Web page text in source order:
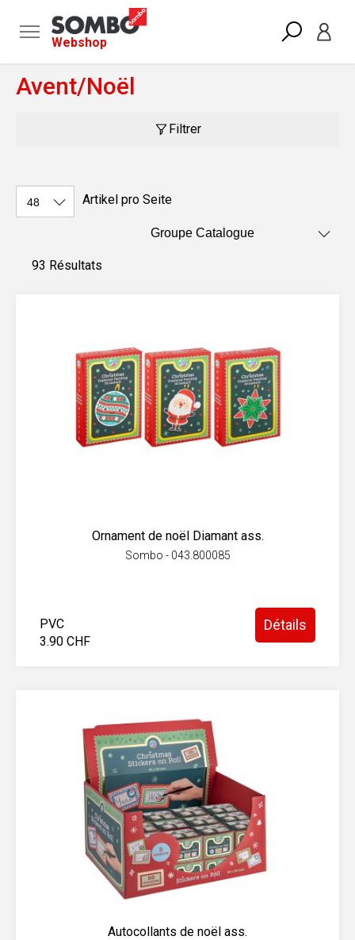
Webshop
Avent/Noël
Filtrer
Artikel pro Seite
93 Résultats
Ornament de noël Diamant ass.
Sombo - 043.800085
PVC
3.90 CHF
Détails
Autocollants de noël ass.